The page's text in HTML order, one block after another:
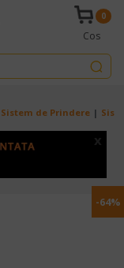
0
Cos
Sistem de Prindere
x
-64%